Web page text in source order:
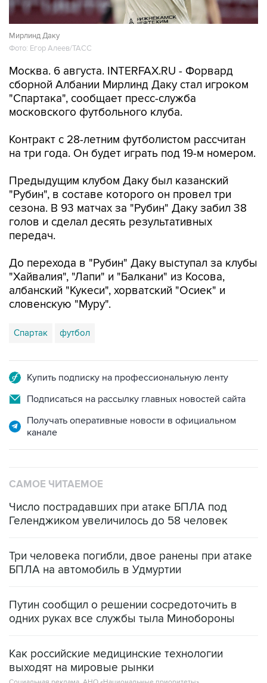
Мирлинд Даку
Фото: Егор Алеев/ТАСС
Москва. 6 августа. INTERFAX.RU - Форвард
сборной Албании Мирлинд Даку стал игроком
"Спартака", сообщает пресс-служба
московского футбольного клуба.
Контракт с 28-летним футболистом рассчитан
на три года. Он будет играть под 19-м номером.
Предыдущим клубом Даку был казанский
"Рубин", в составе которого он провел три
сезона. В 93 матчах за "Рубин" Даку забил 38
голов и сделал десять результативных
передач.
До перехода в "Рубин" Даку выступал за клубы
"Хайвалия", "Лапи" и "Балкани" из Косова,
албанский "Кукеси", хорватский "Осиек" и
словенскую "Муру".
Спартак футбол
Купить подписку на профессиональную ленту
Подписаться на рассылку главных новостей сайта
Получать оперативные новости в официальном
канале
САМОЕ ЧИТАЕМОЕ
Число пострадавших при атаке БПЛА под
Геленджиком увеличилось до 58 человек
Три человека погибли, двое ранены при атаке
БПЛА на автомобиль в Удмуртии
Путин сообщил о решении сосредоточить в
одних руках все службы тыла Минобороны
Как российские медицинские технологии
выходят на мировые рынки